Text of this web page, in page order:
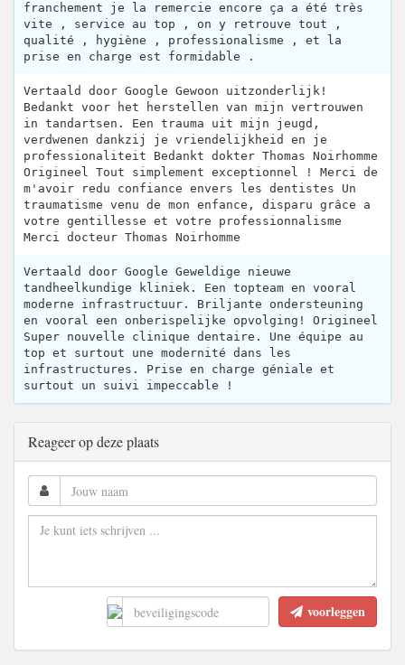
franchement je la remercie encore ça a été très
vite , service au top , on y retrouve tout ,
qualité , hygiène , professionalisme , et la
prise en charge est formidable .
Vertaald door Google Gewoon uitzonderlijk!
Bedankt voor het herstellen van mijn vertrouwen
in tandartsen. Een trauma uit mijn jeugd,
verdwenen dankzij je vriendelijkheid en je
professionaliteit Bedankt dokter Thomas Noirhomme
Origineel Tout simplement exceptionnel ! Merci de
m'avoir redu confiance envers les dentistes Un
traumatisme venu de mon enfance, disparu grâce a
votre gentillesse et votre professionnalisme
Merci docteur Thomas Noirhomme
Vertaald door Google Geweldige nieuwe
tandheelkundige kliniek. Een topteam en vooral
moderne infrastructuur. Briljante ondersteuning
en vooral een onberispelijke opvolging! Origineel
Super nouvelle clinique dentaire. Une équipe au
top et surtout une modernité dans les
infrastructures. Prise en charge géniale et
surtout un suivi impeccable !
Reageer op deze plaats
voorleggen